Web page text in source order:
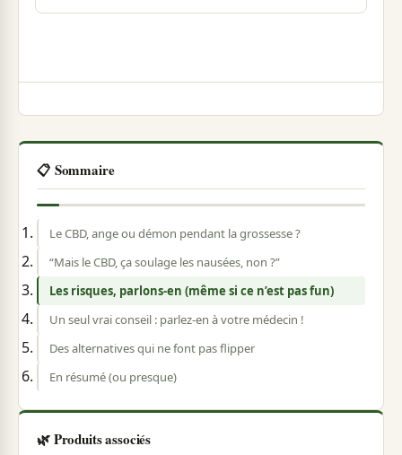
📋 Sommaire
Le CBD, ange ou démon pendant la grossesse ?
“Mais le CBD, ça soulage les nausées, non ?”
Les risques, parlons-en (même si ce n’est pas fun)
Un seul vrai conseil : parlez-en à votre médecin !
Des alternatives qui ne font pas flipper
En résumé (ou presque)
🌿 Produits associés